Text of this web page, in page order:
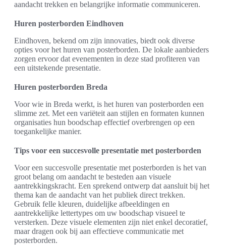
aandacht trekken en belangrijke informatie communiceren.
Huren posterborden Eindhoven
Eindhoven, bekend om zijn innovaties, biedt ook diverse
opties voor het huren van posterborden. De lokale aanbieders
zorgen ervoor dat evenementen in deze stad profiteren van
een uitstekende presentatie.
Huren posterborden Breda
Voor wie in Breda werkt, is het huren van posterborden een
slimme zet. Met een variëteit aan stijlen en formaten kunnen
organisaties hun boodschap effectief overbrengen op een
toegankelijke manier.
Tips voor een succesvolle presentatie met posterborden
Voor een succesvolle presentatie met posterborden is het van
groot belang om aandacht te besteden aan visuele
aantrekkingskracht. Een sprekend ontwerp dat aansluit bij het
thema kan de aandacht van het publiek direct trekken.
Gebruik felle kleuren, duidelijke afbeeldingen en
aantrekkelijke lettertypes om uw boodschap visueel te
versterken. Deze visuele elementen zijn niet enkel decoratief,
maar dragen ook bij aan effectieve communicatie met
posterborden.